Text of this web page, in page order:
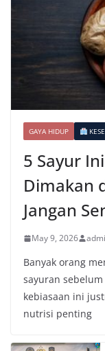
GAYA HIDUP
5 Sayur
Dimakan
Jangan
May 9, 2026
Banyak orang
sayuran
kebiasaan ini
nutrisi penting